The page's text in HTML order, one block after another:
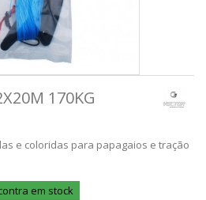
170KG
e coloridas para papagaios e tração
em stock